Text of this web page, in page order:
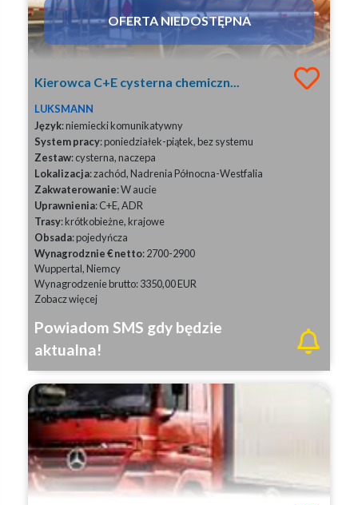
OFERTA NIEDOSTĘPNA
Kierowca C+E cysterna chemiczn...
LUKSMANN
Język: niemiecki komunikatywny
System pracy: poniedziałek-piątek, bez systemu
Zestaw: cysterna, naczepa
Lokalizacja: zachód, Nadrenia Północna-Westfalia
Zakwaterowanie: W aucie
Uprawnienia: C+E, ADR
Trasy: krótkobieżne, krajowe
Obsada: pojedyńcza
Wynagrodznie € netto: 2700-2900
Wuppertal, Niemcy
Wynagrodzenie brutto: 3350,00 EUR
Zobacz więcej
Powiadom SMS gdy będzie
aktualna!